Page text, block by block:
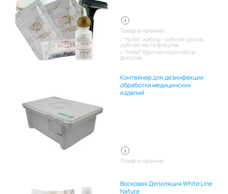
Товар в наличии:
"hotel" набор - зубная щетка,
зубная паста флоупак
"hotel" бритвенный набор
флоупак
Контейнер для дезинфекции
обработки медицинских
изделий
Товар в наличии
Восковая Депиляция White Line
Natura